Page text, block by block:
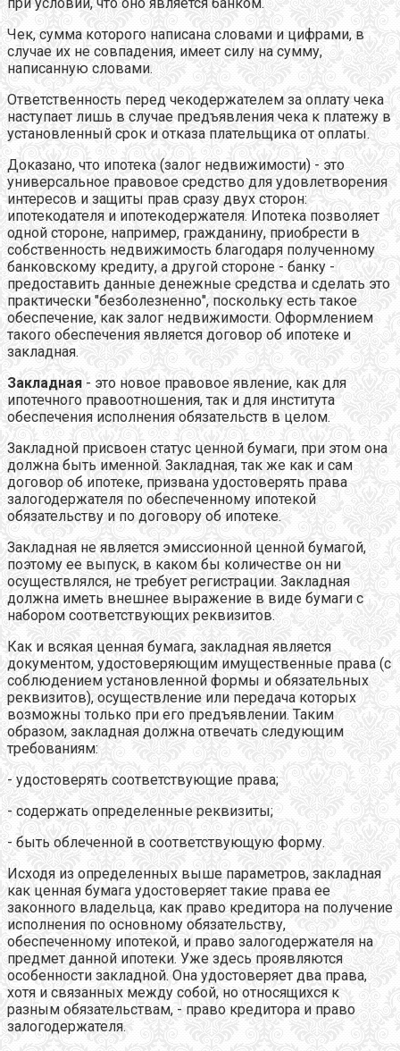
Чек, сумма которого написана словами и цифрами, в
случае их не совпадения, имеет силу на сумму,
написанную словами.
Ответственность перед чекодержателем за оплату чека
наступает лишь в случае предъявления чека к платежу в
установленный срок и отказа плательщика от оплаты.
Доказано, что ипотека (залог недвижимости) - это
универсальное правовое средство для удовлетворения
интересов и защиты прав сразу двух сторон:
ипотекодателя и ипотекодержателя. Ипотека позволяет
одной стороне, например, гражданину, приобрести в
собственность недвижимость благодаря полученному
банковскому кредиту, а другой стороне - банку -
предоставить данные денежные средства и сделать это
практически "безболезненно", поскольку есть такое
обеспечение, как залог недвижимости. Оформлением
такого обеспечения является договор об ипотеке и
закладная.
Закладная - это новое правовое явление, как для
ипотечного правоотношения, так и для института
обеспечения исполнения обязательств в целом.
Закладной присвоен статус ценной бумаги, при этом она
должна быть именной. Закладная, так же как и сам
договор об ипотеке, призвана удостоверять права
залогодержателя по обеспеченному ипотекой
обязательству и по договору об ипотеке.
Закладная не является эмиссионной ценной бумагой,
поэтому ее выпуск, в каком бы количестве он ни
осуществлялся, не требует регистрации. Закладная
должна иметь внешнее выражение в виде бумаги с
набором соответствующих реквизитов.
Как и всякая ценная бумага, закладная является
документом, удостоверяющим имущественные права (с
соблюдением установленной формы и обязательных
реквизитов), осуществление или передача которых
возможны только при его предъявлении. Таким
образом, закладная должна отвечать следующим
требованиям:
- удостоверять соответствующие права;
- содержать определенные реквизиты;
- быть облеченной в соответствующую форму.
Исходя из определенных выше параметров, закладная
как ценная бумага удостоверяет такие права ее
законного владельца, как право кредитора на получение
исполнения по основному обязательству,
обеспеченному ипотекой, и право залогодержателя на
предмет данной ипотеки. Уже здесь проявляются
особенности закладной. Она удостоверяет два права,
хотя и связанных между собой, но относящихся к
разным обязательствам, - право кредитора и право
залогодержателя.